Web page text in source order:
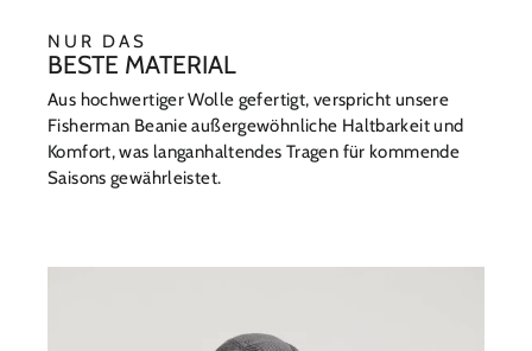
NUR DAS
BESTE MATERIAL
Aus hochwertiger Wolle gefertigt, verspricht unsere
Fisherman Beanie außergewöhnliche Haltbarkeit und
Komfort, was langanhaltendes Tragen für kommende
Saisons gewährleistet.